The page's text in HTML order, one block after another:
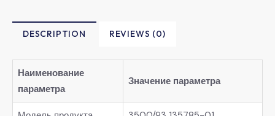
DESCRIPTION REVIEWS (0)
Наименование
параметра
Значение параметра